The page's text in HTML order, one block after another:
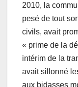
2010, la
pesé de tout
civils, avait
« prime de la
intérim de la
avait sillonné
aux bidasses